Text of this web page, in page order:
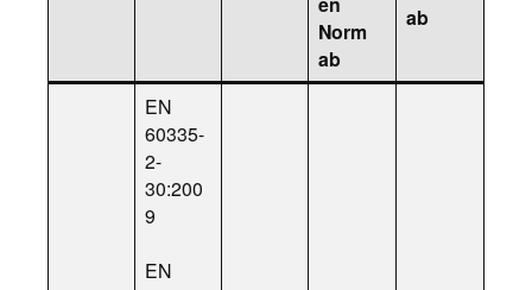
Norm
ab
ab
EN
60335-
2-
30:200
9
EN